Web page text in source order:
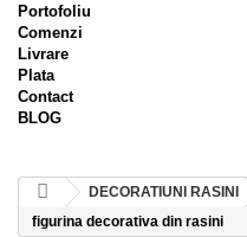
Portofoliu
Comenzi
Livrare
Plata
Contact
BLOG
DECORATIUNI RASINI
figurina decorativa din rasini